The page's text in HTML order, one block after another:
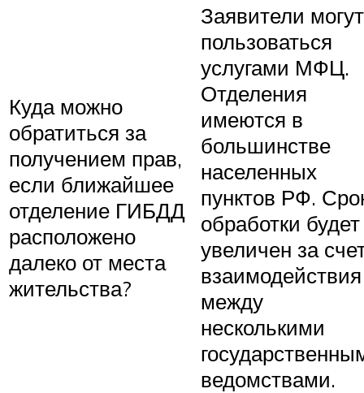
Куда можно
обратиться за
получением прав,
если ближайшее
отделение ГИБДД
расположено
далеко от места
жительства?
Заявители могут
пользоваться
услугами МФЦ.
Отделения
имеются в
большинстве
населенных
пунктов РФ.
обработки будет
увеличен за
взаимодействия
между
несколькими
ведомствами.